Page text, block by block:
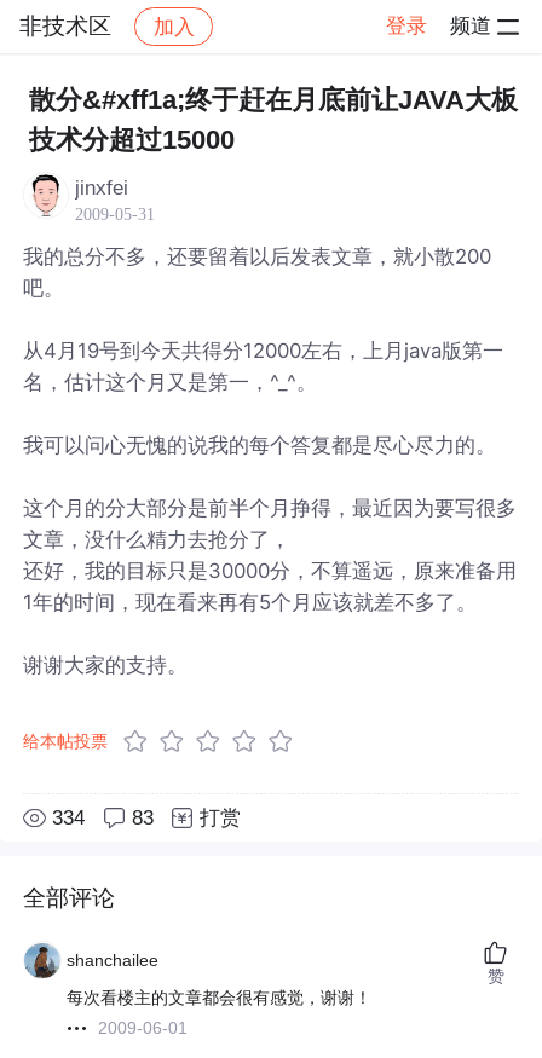
非技术区 加入 登录 频道
社区 非技术区 帖子详情
散分&#xff1a;终于赶在月底前让JAVA大板
技术分超过15000
jinxfei
2009-05-31
我的总分不多，还要留着以后发表文章，就小散200
吧。
从4月19号到今天共得分12000左右，上月java版第一
名，估计这个月又是第一，^_^。
我可以问心无愧的说我的每个答复都是尽心尽力的。
这个月的分大部分是前半个月挣得，最近因为要写很多
文章，没什么精力去抢分了，
还好，我的目标只是30000分，不算遥远，原来准备用
1年的时间，现在看来再有5个月应该就差不多了。
谢谢大家的支持。
给本帖投票
334 83 打赏
全部评论
shanchailee
每次看楼主的文章都会很有感觉，谢谢！
2009-06-01
赞